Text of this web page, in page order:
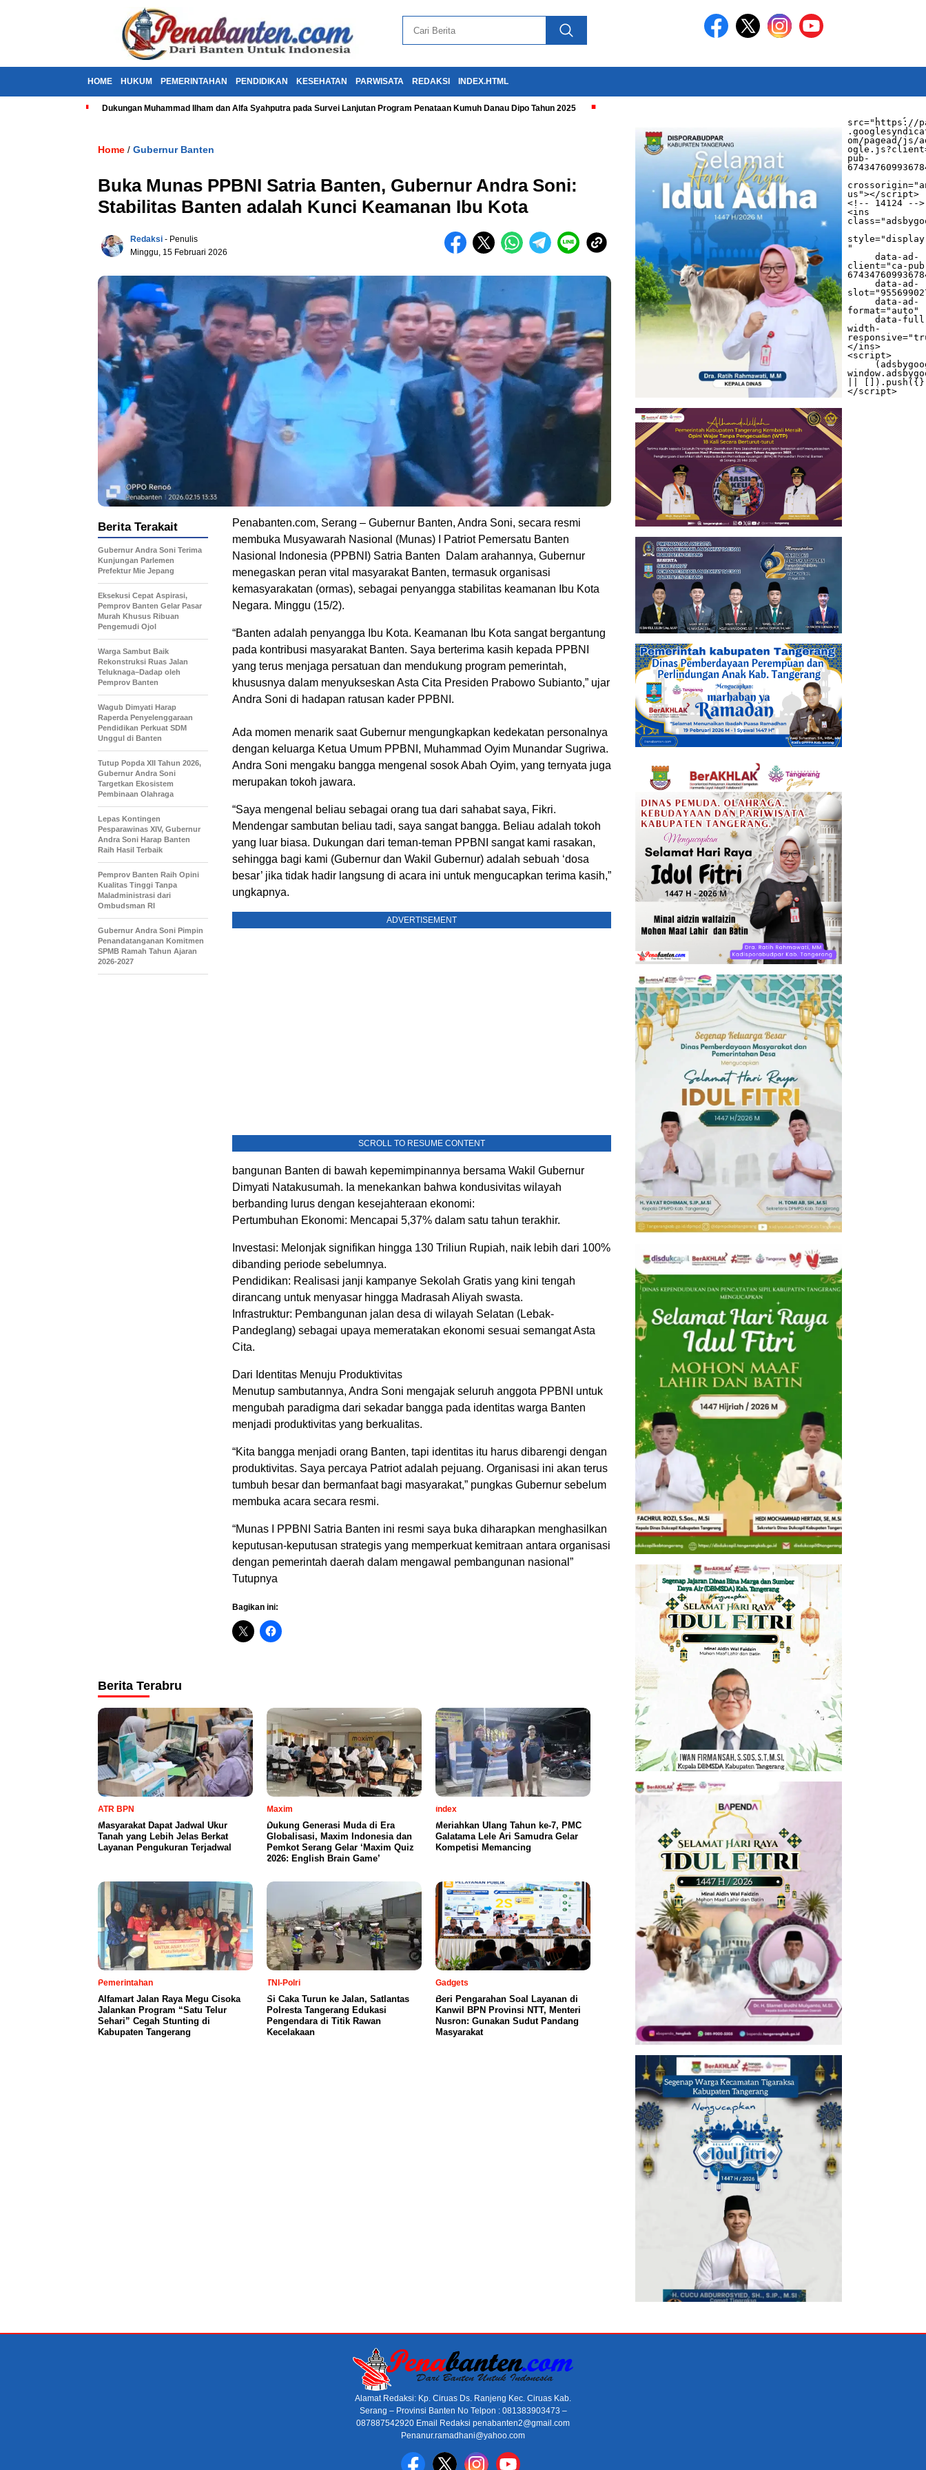
HOME HUKUM PEMERINTAHAN PENDIDIKAN KESEHATAN PARWISATA REDAKSI INDEX.HTML
Dukungan Muhammad Ilham dan Alfa Syahputra pada Survei Lanjutan Program Penataan Kumuh Danau Dipo Tahun 2025
src="https://
om/pagead/js/
pub-
us"></script>
<!-- 14124 -->
<ins
"
     data-ad-
client="ca-
     data-ad-
     data-ad-
format="auto"
     data-full-
width-
</ins>
<script>
||
</script>
Home / Gubernur Banten
Buka Munas PPBNI Satria Banten, Gubernur Andra Soni:
Stabilitas Banten adalah Kunci Keamanan Ibu Kota
Redaksi - Penulis
Minggu, 15 Februari 2026
Penabanten.com, Serang – Gubernur Banten, Andra Soni, secara resmi
membuka Musyawarah Nasional (Munas) I Patriot Pemersatu Banten
Nasional Indonesia (PPBNI) Satria Banten Dalam arahannya, Gubernur
menegaskan peran vital masyarakat Banten, termasuk organisasi
kemasyarakatan (ormas), sebagai penyangga stabilitas keamanan Ibu Kota
Negara. Minggu (15/2).
“Banten adalah penyangga Ibu Kota. Keamanan Ibu Kota sangat bergantung
pada kontribusi masyarakat Banten. Saya berterima kasih kepada PPBNI
yang terus menjaga persatuan dan mendukung program pemerintah,
khususnya dalam menyukseskan Asta Cita Presiden Prabowo Subianto,” ujar
Andra Soni di hadapan ratusan kader PPBNI.
Ada momen menarik saat Gubernur mengungkapkan kedekatan personalnya
dengan keluarga Ketua Umum PPBNI, Muhammad Oyim Munandar Sugriwa.
Andra Soni mengaku bangga mengenal sosok Abah Oyim, yang ternyata juga
merupakan tokoh jawara.
“Saya mengenal beliau sebagai orang tua dari sahabat saya, Fikri.
Mendengar sambutan beliau tadi, saya sangat bangga. Beliau adalah tokoh
yang luar biasa. Dukungan dari teman-teman PPBNI sangat kami rasakan,
sehingga bagi kami (Gubernur dan Wakil Gubernur) adalah sebuah ‘dosa
besar’ jika tidak hadir langsung di acara ini untuk mengucapkan terima kasih,”
ungkapnya.
ADVERTISEMENT
SCROLL TO RESUME CONTENT
bangunan Banten di bawah kepemimpinannya bersama Wakil Gubernur
Dimyati Natakusumah. Ia menekankan bahwa kondusivitas wilayah
berbanding lurus dengan kesejahteraan ekonomi:
Pertumbuhan Ekonomi: Mencapai 5,37% dalam satu tahun terakhir.
Investasi: Melonjak signifikan hingga 130 Triliun Rupiah, naik lebih dari 100%
dibanding periode sebelumnya.
Pendidikan: Realisasi janji kampanye Sekolah Gratis yang kini tengah
dirancang untuk menyasar hingga Madrasah Aliyah swasta.
Infrastruktur: Pembangunan jalan desa di wilayah Selatan (Lebak-
Pandeglang) sebagai upaya memeratakan ekonomi sesuai semangat Asta
Cita.
Dari Identitas Menuju Produktivitas
Menutup sambutannya, Andra Soni mengajak seluruh anggota PPBNI untuk
mengubah paradigma dari sekadar bangga pada identitas warga Banten
menjadi produktivitas yang berkualitas.
“Kita bangga menjadi orang Banten, tapi identitas itu harus dibarengi dengan
produktivitas. Saya percaya Patriot adalah pejuang. Organisasi ini akan terus
tumbuh besar dan bermanfaat bagi masyarakat,” pungkas Gubernur sebelum
membuka acara secara resmi.
“Munas I PPBNI Satria Banten ini resmi saya buka diharapkan menghasilkan
keputusan-keputusan strategis yang memperkuat kemitraan antara organisasi
dengan pemerintah daerah dalam mengawal pembangunan nasional”
Tutupnya
Bagikan ini:
Berita Terakait
Gubernur Andra Soni Terima
Kunjungan Parlemen
Prefektur Mie Jepang
Eksekusi Cepat Aspirasi,
Pemprov Banten Gelar Pasar
Murah Khusus Ribuan
Pengemudi Ojol
Warga Sambut Baik
Rekonstruksi Ruas Jalan
Teluknaga–Dadap oleh
Pemprov Banten
Wagub Dimyati Harap
Raperda Penyelenggaraan
Pendidikan Perkuat SDM
Unggul di Banten
Tutup Popda XII Tahun 2026,
Gubernur Andra Soni
Targetkan Ekosistem
Pembinaan Olahraga
Lepas Kontingen
Pesparawinas XIV, Gubernur
Andra Soni Harap Banten
Raih Hasil Terbaik
Pemprov Banten Raih Opini
Kualitas Tinggi Tanpa
Maladministrasi dari
Ombudsman RI
Gubernur Andra Soni Pimpin
Penandatanganan Komitmen
SPMB Ramah Tahun Ajaran
2026-2027
Berita Terabru
ATR BPN
Masyarakat Dapat Jadwal Ukur
Tanah yang Lebih Jelas Berkat
Layanan Pengukuran Terjadwal
Maxim
Dukung Generasi Muda di Era
Globalisasi, Maxim Indonesia dan
Pemkot Serang Gelar ‘Maxim Quiz
2026: English Brain Game’
index
Meriahkan Ulang Tahun ke-7, PMC
Galatama Lele Ari Samudra Gelar
Kompetisi Memancing
Pemerintahan
Alfamart Jalan Raya Megu Cisoka
Jalankan Program “Satu Telur
Sehari” Cegah Stunting di
Kabupaten Tangerang
TNI-Polri
Si Caka Turun ke Jalan, Satlantas
Polresta Tangerang Edukasi
Pengendara di Titik Rawan
Kecelakaan
Gadgets
Beri Pengarahan Soal Layanan di
Kanwil BPN Provinsi NTT, Menteri
Nusron: Gunakan Sudut Pandang
Masyarakat
Alamat Redaksi: Kp. Ciruas Ds. Ranjeng Kec. Ciruas Kab.
Serang – Provinsi Banten No Telpon : 081383903473 –
087887542920 Email Redaksi penabanten2@gmail.com
Penanur.ramadhani@yahoo.com